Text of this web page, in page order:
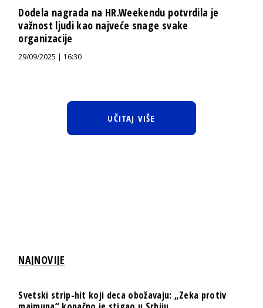
Dodela nagrada na HR.Weekendu potvrdila je
važnost ljudi kao najveće snage svake
organizacije
29/09/2025 | 16:30
UČITAJ VIŠE
NAJNOVIJE
Svetski strip-hit koji deca obožavaju: „Zeka protiv